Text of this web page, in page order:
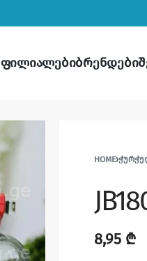
ფილიალებიბრენდები
HOME›
8,95 ₾